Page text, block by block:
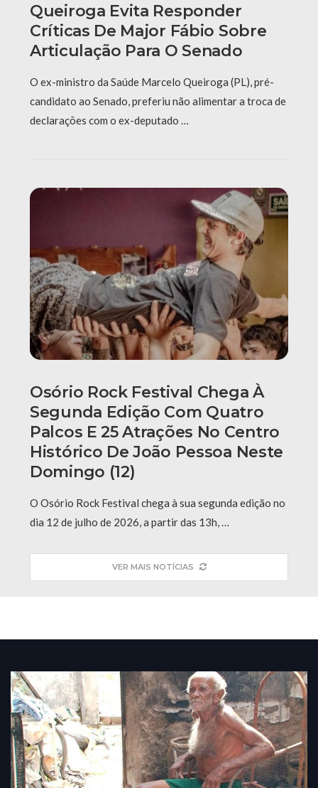
Queiroga Evita Responder
Críticas De Major Fábio Sobre
Articulação Para O Senado
O ex-ministro da Saúde Marcelo Queiroga (PL), pré-
candidato ao Senado, preferiu não alimentar a troca de
declarações com o ex-deputado …
Osório Rock Festival Chega À
Segunda Edição Com Quatro
Palcos E 25 Atrações No Centro
Histórico De João Pessoa Neste
Domingo (12)
O Osório Rock Festival chega à sua segunda edição no
dia 12 de julho de 2026, a partir das 13h, …
VER MAIS NOTÍCIAS